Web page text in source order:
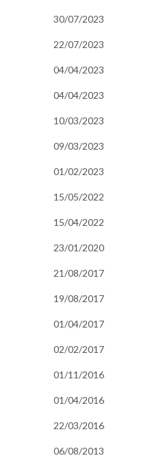
30/07/2023
22/07/2023
04/04/2023
04/04/2023
10/03/2023
09/03/2023
01/02/2023
15/05/2022
15/04/2022
23/01/2020
21/08/2017
19/08/2017
01/04/2017
02/02/2017
01/11/2016
01/04/2016
22/03/2016
06/08/2013